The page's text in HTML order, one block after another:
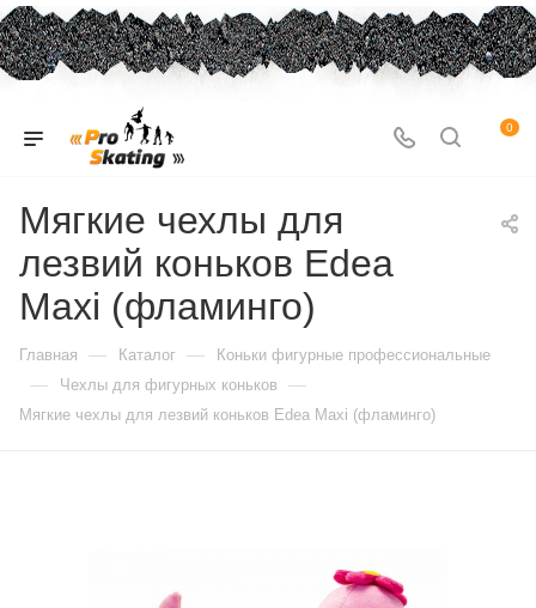
0
Мягкие чехлы для
лезвий коньков Edea
Maxi (фламинго)
Главная — Каталог — Коньки фигурные профессиональные
— Чехлы для фигурных коньков —
Мягкие чехлы для лезвий коньков Edea Maxi (фламинго)